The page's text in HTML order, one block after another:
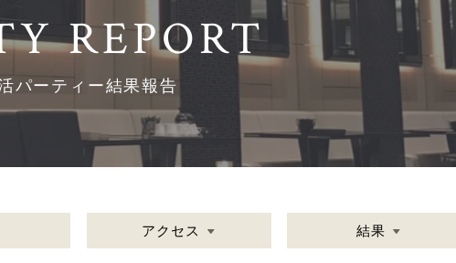
REPORT
パーティー結果報告
アクセス 結果